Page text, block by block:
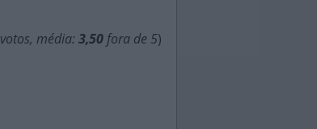
votos, média: 3,50 fora de 5)